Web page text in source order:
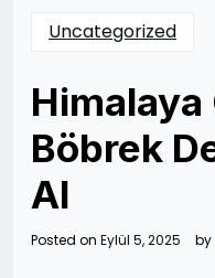
Uncategorized
Böbrek
Al
Posted on Eylül 5, 2025 by